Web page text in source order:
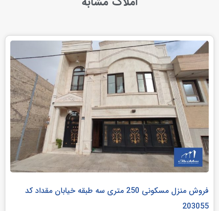
فروش منزل مسکونی 250 متری سه طبقه خیابان مقداد کد
203055